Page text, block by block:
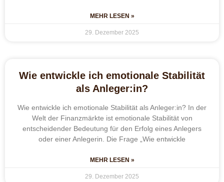
MEHR LESEN »
29. Dezember 2025
Wie entwickle ich emotionale Stabilität
als Anleger:in?
Wie entwickle ich emotionale Stabilität als Anleger:in? In der
Welt der Finanzmärkte ist emotionale Stabilität von
entscheidender Bedeutung für den Erfolg eines Anlegers
oder einer Anlegerin. Die Frage „Wie entwickle
MEHR LESEN »
29. Dezember 2025